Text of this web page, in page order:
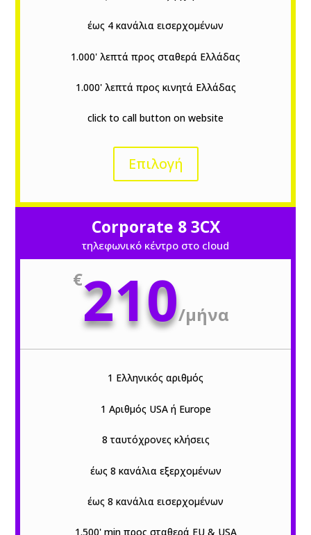
έως 4 κανάλια εισερχομένων
1.000' λεπτά προς σταθερά Ελλάδας
1.000' λεπτά προς κινητά Ελλάδας
click to call button on website
Επιλογή
Corporate 8 3CX
τηλεφωνικό κέντρο στο cloud
€210/μήνα
1 Ελληνικός αριθμός
1 Αριθμός USA ή Europe
8 ταυτόχρονες κλήσεις
έως 8 κανάλια εξερχομένων
έως 8 κανάλια εισερχομένων
1.500' min προς σταθερά EU & USA